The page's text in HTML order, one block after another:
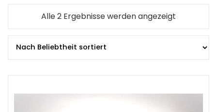
Alle 2 Ergebnisse werden angezeigt